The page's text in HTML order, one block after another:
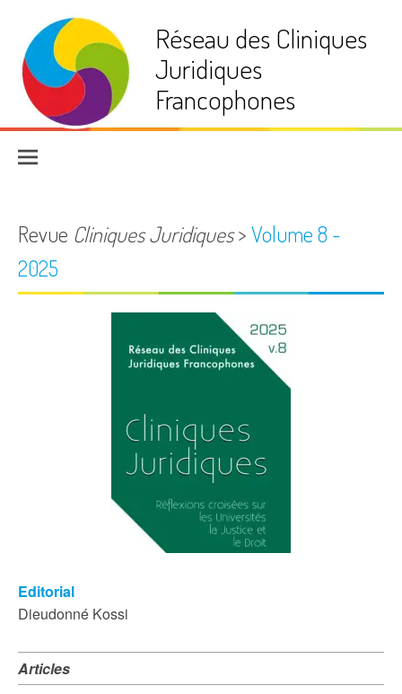
contenu
Réseau des Cliniques
Juridiques
Francophones
Revue Cliniques Juridiques>Volume 8 -
2025
Editorial
Dieudonné Kossi
Articles